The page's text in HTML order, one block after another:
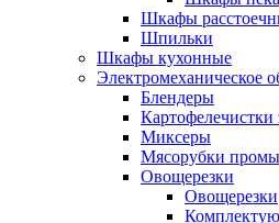
Шкафы
Шпильки
Шкафы кухонные
Электромеханическое
Блендеры
Картофелечистки
Миксеры
Мясорубки
Овощерезки
Овощерезки